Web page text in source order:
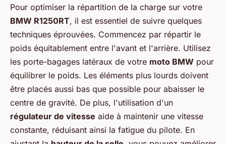
Pour optimiser la répartition de la charge sur votre
BMW R1250RT, il est essentiel de suivre quelques
techniques éprouvées. Commencez par répartir le
poids équitablement entre l'avant et l'arrière. Utilisez
les porte-bagages latéraux de votre moto BMW pour
équilibrer le poids. Les éléments plus lourds doivent
être placés aussi bas que possible pour abaisser le
centre de gravité. De plus, l'utilisation d'un
régulateur de vitesse aide à maintenir une vitesse
constante, réduisant ainsi la fatigue du pilote. En